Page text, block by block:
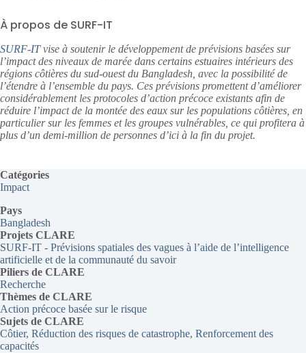
À propos de SURF-IT
SURF-ITvise à soutenir le développement de prévisions basées sur
l’impact des niveaux de marée dans certains estuaires intérieurs des
régions côtières du sud-ouest du Bangladesh, avec la possibilité de
l’étendre à l’ensemble du pays. Ces prévisions promettent d’améliorer
considérablement les protocoles d’action précoce existants afin de
réduire l’impact de la montée des eaux sur les populations côtières, en
particulier sur les femmes et les groupes vulnérables, ce qui profitera à
plus d’un demi-million de personnes d’ici à la fin du projet.
Catégories
Impact
Pays
Bangladesh
Projets CLARE
SURF-IT - Prévisions spatiales des vagues à l’aide de l’intelligence
artificielle et de la communauté du savoir
Piliers de CLARE
Recherche
Thèmes de CLARE
Action précoce basée sur le risque
Sujets de CLARE
Côtier, Réduction des risques de catastrophe, Renforcement des
capacités